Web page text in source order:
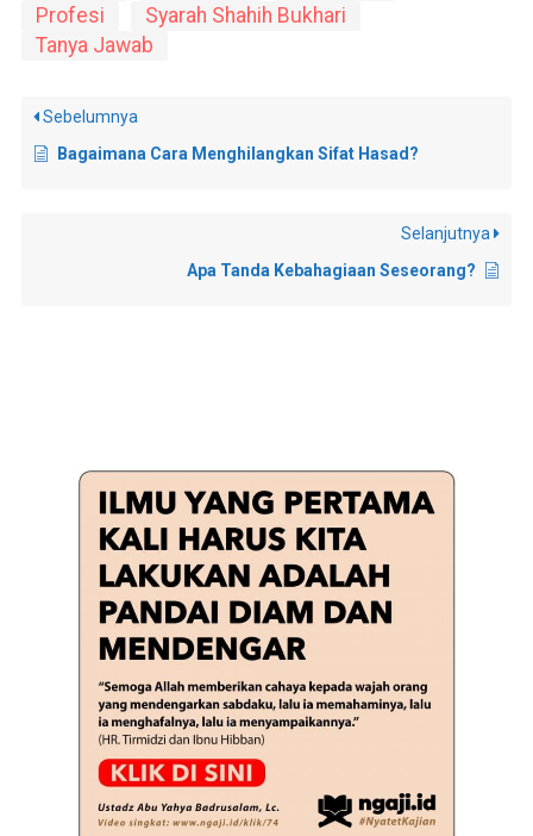
Profesi
Syarah Shahih Bukhari
Tanya Jawab
Sebelumnya
Bagaimana Cara Menghilangkan Sifat Hasad?
Selanjutnya
Apa Tanda Kebahagiaan Seseorang?